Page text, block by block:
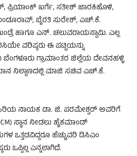
ಪ್ರಿಯಾಂಕ್ ಖರ್ಗೆ, ಸತೀಶ್ ಜಾರಕಿಹೊಳಿ,
ಬೈರತಿ ಸುರೇಶ್, ಎಚ್.ಕೆ.
ಹಾಗೂ ಎನ್. ಚಲುವರಾಯಸ್ವಾಮಿ. ಎಲ್ಲ
ವರಿಷ್ಠರು ಈ ಪಟ್ಟಿಯನ್ನು
ಗ್ರಾಮಾಂತರ ಜಿಲ್ಲೆಯ ದೇವನಹಳ್ಳಿ
ನಿಲ್ದಾಣದಲ್ಲಿ ಮಾಜಿ ಸಚಿವ ಎಚ್.ಕೆ.
ನಾಯಕ ಡಾ. ಜಿ. ಪರಮೇಶ್ವರ್ ಅವರಿಗೆ
ಸ್ಥಾನ ನೀಡಲು ಹೈಕಮಾಂಡ್
ಒತ್ತಡವಿದ್ದರೂ ಹೆಚ್ಚುವರಿ ಡಿಸಿಎಂ
ಒಪ್ಪಿಲ್ಲ ಎನ್ನಲಾಗಿದೆ.